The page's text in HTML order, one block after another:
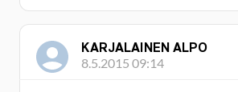
KARJALAINEN ALPO
8.5.2015 09:14